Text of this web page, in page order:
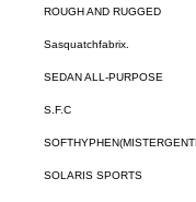
ROUGH AND RUGGED
Sasquatchfabrix.
SEDAN ALL-PURPOSE
S.F.C
SOLARIS SPORTS